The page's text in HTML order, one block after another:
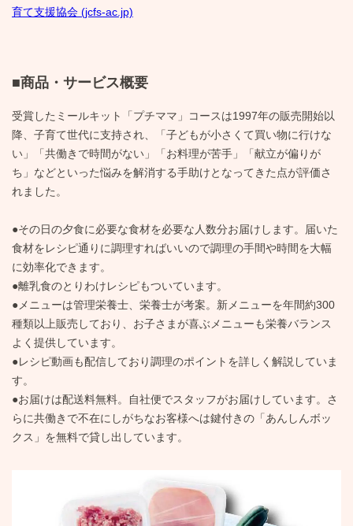
育て支援協会 (jcfs-ac.jp)
■商品・サービス概要
受賞したミールキット「プチママ」コースは1997年の販売開始以
降、子育て世代に支持され、「子どもが小さくて買い物に行けな
い」「共働きで時間がない」「お料理が苦手」「献立が偏りが
ち」などといった悩みを解消する手助けとなってきた点が評価さ
れました。
●その日の夕食に必要な食材を必要な人数分お届けします。届いた
食材をレシピ通りに調理すればいいので調理の手間や時間を大幅
に効率化できます。
●離乳食のとりわけレシピもついています。
●メニューは管理栄養士、栄養士が考案。新メニューを年間約300
種類以上販売しており、お子さまが喜ぶメニューも栄養バランス
よく提供しています。
●レシピ動画も配信しており調理のポイントを詳しく解説していま
す。
●お届けは配送料無料。自社便でスタッフがお届けしています。さ
らに共働きで不在にしがちなお客様へは鍵付きの「あんしんボッ
クス」を無料で貸し出しています。